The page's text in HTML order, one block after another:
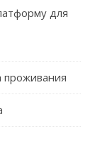
для
проживания